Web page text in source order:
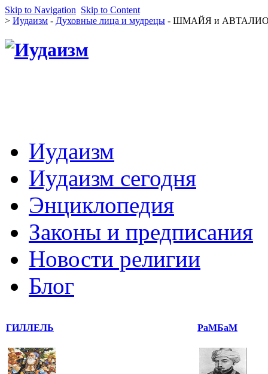
Skip to Navigation Skip to Content
> Иудаизм - Духовные лица и мудрецы - ШМАЙЯ и
Иудаизм
Иудаизм сегодня
Энциклопедия
Законы и предписания
Новости религии
Блог
ГИЛЛЕЛЬ РаМБаМ